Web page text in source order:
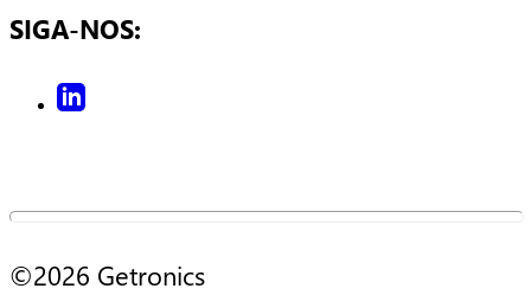
SIGA-NOS:
©2026 Getronics